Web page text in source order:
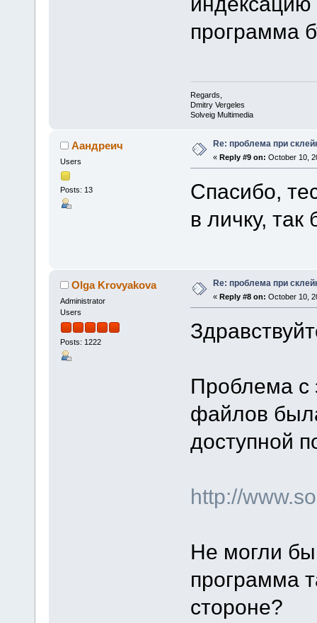
программа
Regards,
Dmitry Vergeles
Solveig Multimedia
Аандреич
Users
Posts: 13
Re: проблема при
« Reply #9 on: October 10,
Спасибо,
в личку,
Olga Krovyakova
Administrator
Users
Posts: 1222
Re: проблема при
« Reply #8 on: October 10,
Проблема с
файлов
доступной
http://
Не могли
программа
стороне?